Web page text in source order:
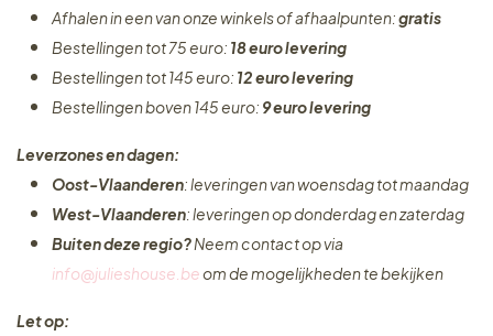
Afhalen in een van onze winkels of afhaalpunten:gratis
Bestellingen tot 75 euro: 18 euro levering
Bestellingen tot 145 euro: 12 euro levering
Bestellingen boven 145 euro: 9 euro levering
Leverzones en dagen:
Oost-Vlaanderen: leveringen van woensdag tot maandag
West-Vlaanderen: leveringen op donderdag en zaterdag
Buiten deze regio?Neem contact op via
info@julieshouse.beom de mogelijkheden te bekijken
Let op: